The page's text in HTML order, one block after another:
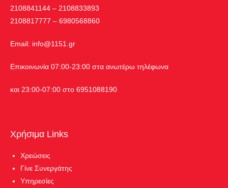
2108841144 – 2108833893
2108817777 – 6980568860
Εmail: info@1151.gr
Επικοινωνία 07:00-23:00 στα ανωτέρω τηλέφωνα
και 23:00-07:00 στο 6951088190
Χρήσιμα Links
Χρεώσεις
Γίνε Συνεργάτης
Υπηρεσίες